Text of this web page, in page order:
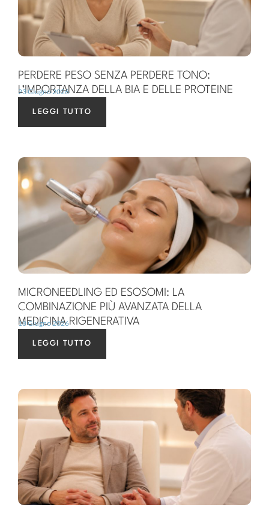
PERDERE PESO SENZA PERDERE TONO:
L’IMPORTANZA DELLA BIA E DELLE PROTEINE
23 Giugno 2026
LEGGI TUTTO
MICRONEEDLING ED ESOSOMI: LA
COMBINAZIONE PIÙ AVANZATA DELLA
MEDICINA RIGENERATIVA
18 Giugno 2026
LEGGI TUTTO